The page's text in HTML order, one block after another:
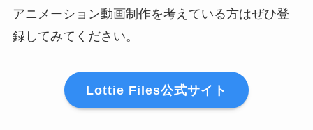
アニメーション動画制作を考えている方はぜひ登
録してみてください。
Lottie Files公式サイト